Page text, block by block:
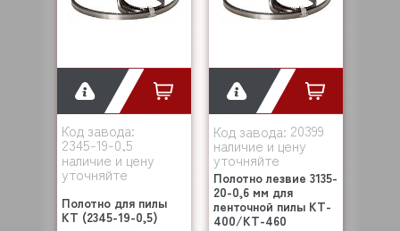
Код завода:
2345-19-0,5
наличие и цену
уточняйте
Полотно для пилы
KT (2345-19-0,5)
Код завода: 20399
наличие и цену
уточняйте
Полотно лезвие 3135-
20-0,6 мм для
ленточной пилы KT-
400/KT-460